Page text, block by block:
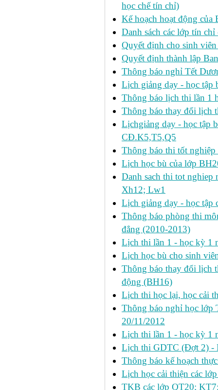
học chế tín chỉ)
Kế hoạch hoạt động
Danh sách các lớp tín
Quyết định cho sinh
Quyết định thành lập
Thông báo nghỉ Tết
Lịch giảng dạy - học tập
Thông báo lịch thi lần 1
Thông báo thay đổi lịch
Lịchgiảng dạy - học tập
CĐ.K5,T5,Q5
Thông báo thi tốt nghiệp
Lịch học bù của lớp
Danh sach thi tot
Xh12; Lw1
Lịch giảng dạy - học tập
Thông báo phòng thi
đẳng (2010-2013)
Lịch thi lần 1 - học kỳ 1
Lịch học bù cho sinh
Thông báo thay đổi lịch
động (BH16)
Lịch thi học lại, học cải
Thông báo nghỉ học lớp
20/11/2012
Lịch thi lần 1 - học kỳ 1
Lịch thi GDTC (Đợt 2) -
Thông báo kế hoạch
Lịch học cải thiện các
TKB các lớp QT20;